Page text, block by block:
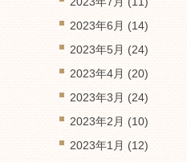
2023年6月 (14)
2023年5月 (24)
2023年4月 (20)
2023年3月 (24)
2023年2月 (10)
2023年1月 (12)